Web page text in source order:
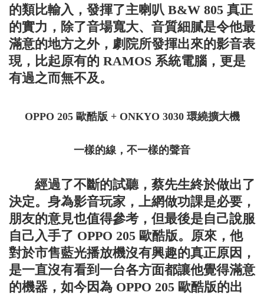
的類比輸入，發揮了主喇叭 B&W 805 真正
的實力，除了音場寬大、音質細膩是令他最
滿意的地方之外，劇院所發揮出來的影音表
現，比起原有的 RAMOS 系統電腦，更是
有過之而無不及。
OPPO 205 歐酷版 + ONKYO 3030 環繞擴大機
一樣的線，不一樣的聲音
經過了不斷的試聽，蔡先生終於做出了
決定。身為影音玩家，上網做功課是必要，
朋友的意見也值得參考，但最後是自己說服
自己入手了 OPPO 205 歐酷版。原來，他
對於市售藍光播放機沒有興趣的真正原因，
是一直沒有看到一台各方面都讓他覺得滿意
的機器，如今因為 OPPO 205 歐酷版的出